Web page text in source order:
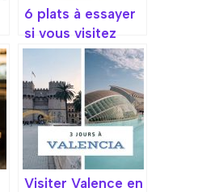
6 plats à essayer
si vous visitez
Cordoue
Visiter Valence en